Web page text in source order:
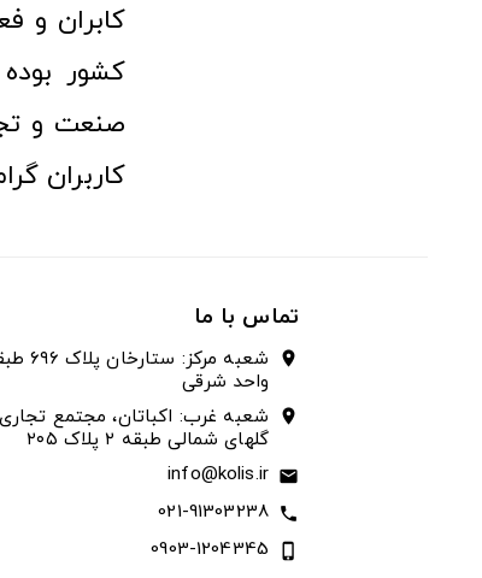
کابران و
کشور
صنعت و
کاربران
تماس با ما
location_on
شعبه مرکز:
واحد شرقی
location_on
شعبه غرب: اکباتان، مجتمع تجاری
گلهای شمالی طبقه ۲ پلاک ۲۰۵
email
info@kolis.ir
call
021-91303238
phone_iphone
0903-1204345